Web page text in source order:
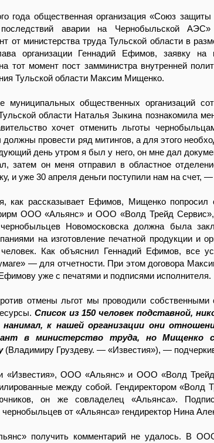
года общественная организация «Союз
аварии на Чернобыльской АЭС»
от министерства труда Тульской области в
организации Геннадий Ефимов, заявку на
тот момент пост замминистра внутренней
Тульской области Максим Мищенко.
общественных организаций
области Наталья Зыкина познакомила
хочет отменить льготы
провести ряд митингов, а для этого
день утром я был у него, он мне дал
затем он меня отправил в областное
и уже 30 апреля деньги поступили нам на счет,
как рассказывает Ефимов, Мищенко попросил
ООО «Альянс» и ООО «Волд Трейд Сервис»,
чернобыльцев Новомосковска должна была
на изготовление печатной продукции и
человек. Как объяснил Геннадий Ефимов, все
— для отчетности. При этом договора
уже с печатями и подписями исполнителя.
отмены льгот мы проводили собственными
Список из 150 человек подставной,
нанимал, к нашей организации они
в министерство труда, но Мищенко
(Владимиру Груздеву. — «Известия»), —
«Известия», ООО «Альянс» и ООО «Волд
между собой. Гендиректором «Волд
он же совладелец «Альянса».
чернобыльцев от «Альянса» гендиректор Нина
получить комментарий не удалось. В